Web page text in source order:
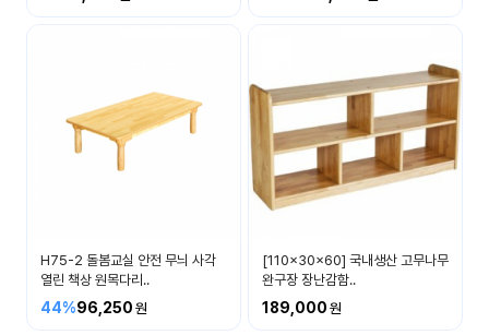
들의
이야
후기
게시
판
H75-2 돌봄교실 안전 무늬 사각
열린 책상 원목다리..
44%96,250
[110x30x60] 국내생산 고무나무
완구장 장난감함..
189,000